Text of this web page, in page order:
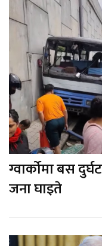
ग्वार्कोमा बस
जना घाइते